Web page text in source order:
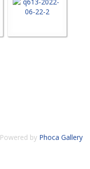
Powered by Phoca Gallery